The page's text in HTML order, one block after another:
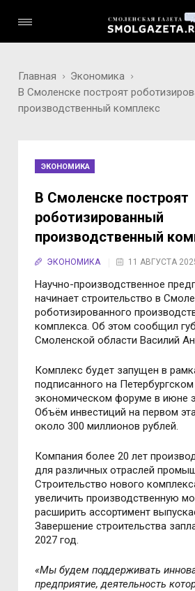
Главная
Экономика
В Смоленске построят
производственный комплекс
ЭКОНОМИКА
В Смоленске построят
роботизированный
производственный
ЭКОНОМИКА 11 АВГУСТА
Научно-производственное
начинает строительство в
роботизированного
комплекса. Об этом сообщил
Смоленской области Василий
Комплекс будет запущен в
подписанного на
экономическом форуме в июне
Объём инвестиций на первом
около 300 миллионов рублей.
Компания более 20 лет
для различных отраслей
Строительство нового
увеличить производственную
расширить ассортимент
Завершение строительства
2027 год.
«Мы будем поддерживать
предприятие, деятельность